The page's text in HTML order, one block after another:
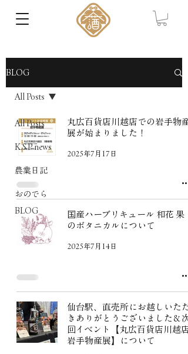
BLOG
All Posts
K.S.P news
農業日記
おのでら
BLOG
All Posts
丸広百貨店川越店での岩手物産
展が始まりました！
2025年7月17日
国産ハーブリキュール 和花 果
のボタニカルについて
2025年7月14日
仙台駅、直売所にお越しいただ
きありがとうございました＆次
回イベント【丸広百貨店川越店
岩手物産展】について